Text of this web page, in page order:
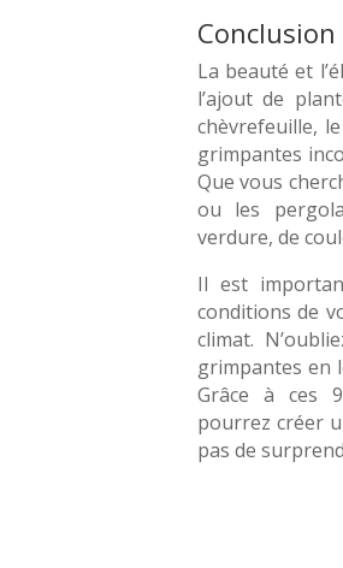
Conclusion
La beauté et
l’ajout de
chèvrefeuille,
grimpantes
Que vous
ou les
verdure, de
Il est
conditions de
climat.
grimpantes en
Grâce à ces
pourrez créer
pas de